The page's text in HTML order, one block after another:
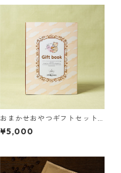
おまかせおやつギフトセット
【5,000円分】
¥5,000